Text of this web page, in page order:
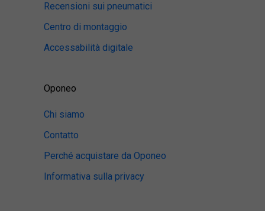
Recensioni sui pneumatici
Centro di montaggio
Accessabilità digitale
Oponeo
Chi siamo
Contatto
Perché acquistare da Oponeo
Informativa sulla privacy